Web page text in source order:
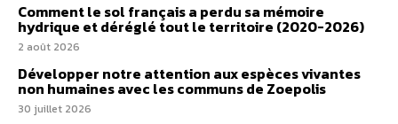
Comment le sol français a perdu sa mémoire
hydrique et déréglé tout le territoire (2020-2026)
2 août 2026
Développer notre attention aux espèces vivantes
non humaines avec les communs de Zoepolis
30 juillet 2026